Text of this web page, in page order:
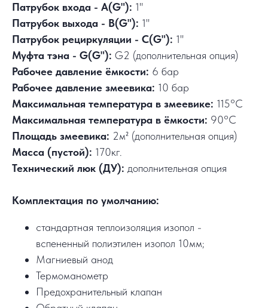
Патрубок входа - А(G"): 1"
Патрубок выхода - В(G"): 1"
Патрубок рециркуляции - С(G"): 1"
Муфта тэна - G(G"): G2 (дополнительная опция)
Рабочее давление ёмкости: 6 бар
Рабочее давление змеевика: 10 бар
Максимальная температура в змеевике: 115°C
Максимальная температура в ёмкости: 90°C
Площадь змеевика: 2м² (дополнительная опция)
Масса (пустой): 170кг.
Технический люк (ДУ): дополнительная опция
Комплектация по умолчанию:
стандартная теплоизоляция изопол -
вспененный полиэтилен изопол 10мм;
Магниевый анод
Термоманометр
Предохранительный клапан